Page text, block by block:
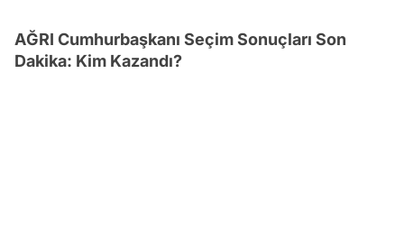
AĞRI Cumhurbaşkanı Seçim Sonuçları Son
Dakika: Kim Kazandı?